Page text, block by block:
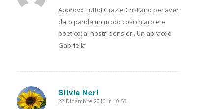
Approvo Tutto! Grazie Cristiano per aver
dato parola (in modo così chiaro e e
poetico) ai nostri pensieri. Un abraccio
Gabriella
Silvia Neri
dice:
22 Dicembre 2010 in 10:53